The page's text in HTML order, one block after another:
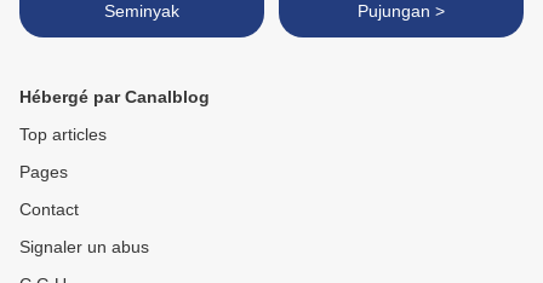
Seminyak
Pujungan >
Hébergé par Canalblog
Top articles
Pages
Contact
Signaler un abus